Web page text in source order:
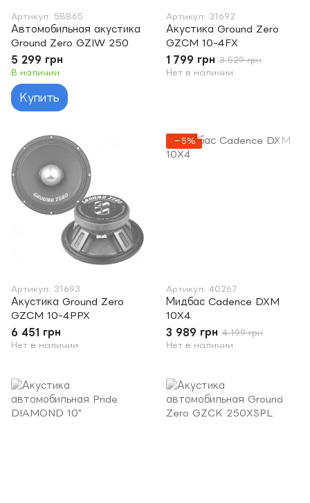
Артикул: 58865
Автомобильная акустика
Ground Zero GZIW 250
5 299 грн
В наличии
Купить
Артикул: 31692
Акустика Ground Zero
GZCM 10-4FX
1 799 грн 3 529 грн
Нет в наличии
Артикул: 31693
Акустика Ground Zero
GZCM 10-4PPX
6 451 грн
Нет в наличии
−5%
Артикул: 40267
Мидбас Cadence DXM
10X4
3 989 грн 4 199 грн
Нет в наличии